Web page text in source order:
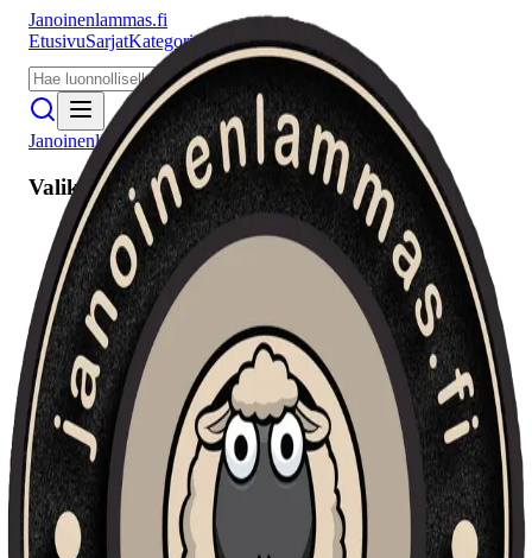
Janoinenlammas.fi
EtusivuSarjatKategoriat PuhujatMeistä
Janoinenlammas.fi
Valikko
Etusivu
Sarjat
Kategoriat
Puhujat
Haku
Tietosuojaseloste
Seuraa meitä
Facebook Instagram
YouTube
© 2026 Janoinenlammas.fi. Kaikki oikeudet pidätetään.